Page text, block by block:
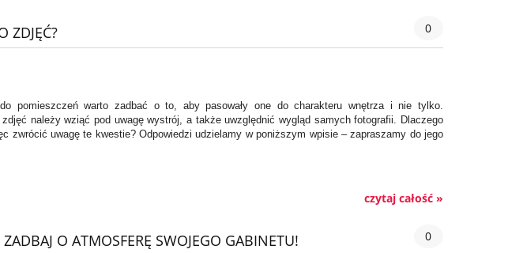
ZDJĘĆ?
0
pomieszczeń warto zadbać o to, aby pasowały one do charakteru wnętrza i nie tylko.
należy wziąć pod uwagę wystrój, a także uwzględnić wygląd samych fotografii. Dlaczego
zwrócić uwagę te kwestie? Odpowiedzi udzielamy w poniższym wpisie – zapraszamy do jego
czytaj całość »
O ATMOSFERĘ SWOJEGO GABINETU! 0